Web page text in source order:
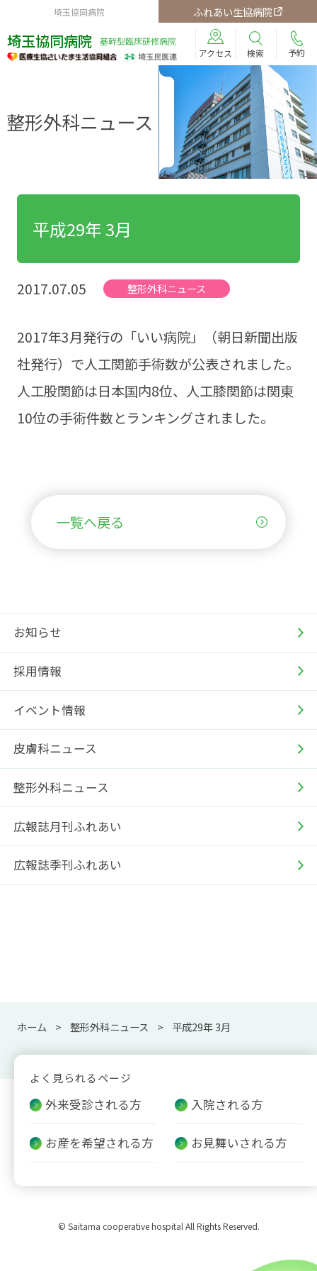
埼玉協同病院 ふれあい生協病院
埼玉協同病院
基幹型臨床研修病院
アクセス
検索 予約
整形外科ニュース
お知らせ
採用情報
イベント情報
皮膚科ニュース
整形外科ニュース
広報誌月刊ふれあい
広報誌季刊ふれあい
平成29年 3月
2017.07.05 整形外科ニュース
2017年3月発行の「いい病院」（朝日新聞出版
社発行）で人工関節手術数が公表されました。
人工股関節は日本国内8位、人工膝関節は関東
10位の手術件数とランキングされました。
一覧へ戻る
ホーム 整形外科ニュース 平成29年 3月
よく見られるページ
外来受診される方 入院される方
お産を希望される方 お見舞いされる方
© Saitama cooperative hospital All Rights Reserved.